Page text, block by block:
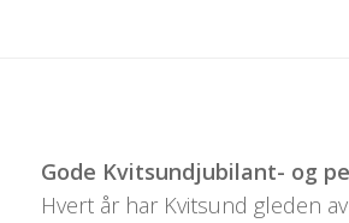
Gode Kvitsundjubilant- og
Hvert år har Kvitsund gleden